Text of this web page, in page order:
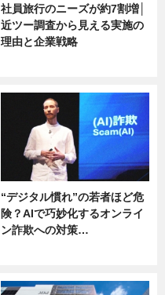
社員旅行のニーズが約7割増│
近ツー調査から見える実施の
理由と企業戦略
“デジタル慣れ”の若者ほど危
険？AIで巧妙化するオンライ
ン詐欺への対策…